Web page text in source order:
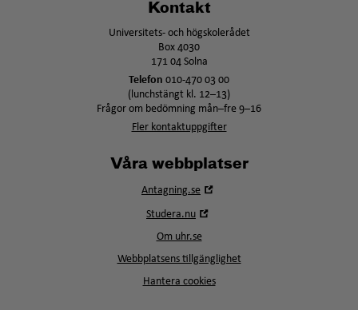
Kontakt
Universitets- och högskolerådet
Box 4030
171 04 Solna
Telefon 010-470 03 00
(lunchstängt kl. 12–13)
Frågor om bedömning mån–fre 9–16
Fler kontaktuppgifter
Våra webbplatser
Antagning.se
Studera.nu
fönster
Om uhr.se
Webbplatsens tillgänglighet
Hantera cookies